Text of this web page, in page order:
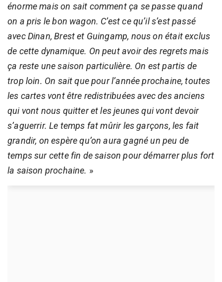
énorme mais on sait comment ça se passe quand
on a pris le bon wagon. C’est ce qu’il s’est passé
avec Dinan, Brest et Guingamp, nous on était exclus
de cette dynamique. On peut avoir des regrets mais
ça reste une saison particulière. On est partis de
trop loin. On sait que pour l’année prochaine, toutes
les cartes vont être redistribuées avec des anciens
qui vont nous quitter et les jeunes qui vont devoir
s’aguerrir. Le temps fat mûrir les garçons, les fait
grandir, on espère qu’on aura gagné un peu de
temps sur cette fin de saison pour démarrer plus fort
la saison prochaine. »